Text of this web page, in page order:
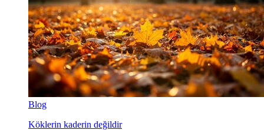
Blog
Köklerin kaderin değildir